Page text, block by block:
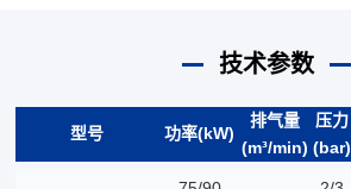
技术参数
型号 功率(kW)
排气量
(m³/min)
压力
(bar)